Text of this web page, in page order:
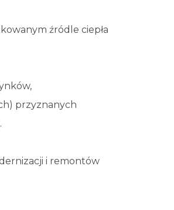
źródle ciepła
przyznanych
i remontów